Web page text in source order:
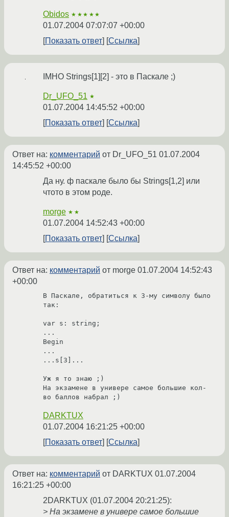
Obidos ★★★★★
01.07.2004 07:07:07 +00:00
Показать ответ
Ссылка
IMHO Strings[1][2] - это в Паскале ;)
Dr_UFO_51 ★
01.07.2004 14:45:52 +00:00
Показать ответ
Ссылка
Ответ на: комментарий от Dr_UFO_51 01.07.2004
14:45:52 +00:00
Да ну. ф паскале было бы Strings[1,2] или
чтото в этом роде.
morge ★★
01.07.2004 14:52:43 +00:00
Показать ответ
Ссылка
Ответ на: комментарий от morge 01.07.2004 14:52:43
+00:00
В Паскале, обратиться к 3-му символу было
так:
var s: string;
...
Begin
...
...s[3]...
Уж я то знаю ;)
На экзамене в универе самое большие кол-
во баллов набрал ;)
DARKTUX
01.07.2004 16:21:25 +00:00
Показать ответ
Ссылка
Ответ на: комментарий от DARKTUX 01.07.2004
16:21:25 +00:00
2DARKTUX (01.07.2004 20:21:25):
> На экзамене в универе самое большие